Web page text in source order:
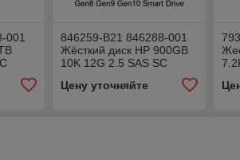
001
846259-B21 846288-001
Жёсткий диск HP 900GB
10K 12G 2.5 SAS SC
Цену уточняйте